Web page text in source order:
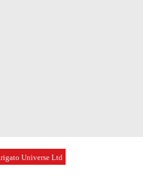
Universe Ltd